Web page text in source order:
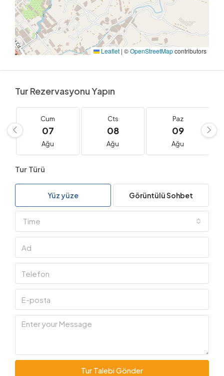
Leaflet | ©OpenStreetMapcontributors
Tur Rezervasyonu Yapın
Cum
07
Ağu
Cts
08
Ağu
Paz
09
Ağu
Tur Türü
Yüz yüze Görüntülü Sohbet
Time
Tur Talebi Gönder